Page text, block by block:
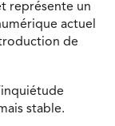
représente un
actuel
de
stable.